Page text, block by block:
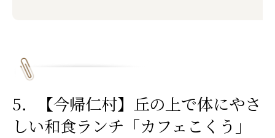
5．【今帰仁村】丘の上で体にやさ
しい和食ランチ「カフェこくう」